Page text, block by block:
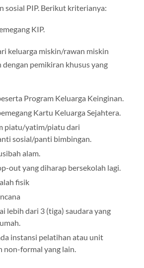
sosial PIP. Berikut kriterianya:
KIP.
keluarga miskin/rawan miskin
pemikiran khusus yang
Program Keluarga Keinginan.
Kartu Keluarga Sejahtera.
piatu/yatim/piatu dari
sosial/panti bimbingan.
alam.
out yang diharap bersekolah lagi.
fisik
lebih dari 3 (tiga) saudara yang
instansi pelatihan atau unit
non-formal yang lain.